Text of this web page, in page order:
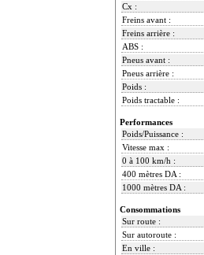
Cx :
Freins avant :
Freins arrière :
ABS :
Pneus avant :
Pneus arrière :
Poids :
Poids tractable :
Performances
Poids/Puissance :
Vitesse max :
0 à 100 km/h :
400 mètres DA :
1000 mètres DA :
Consommations
Sur route :
Sur autoroute :
En ville :